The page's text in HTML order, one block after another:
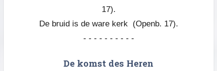
17).
De bruid is de ware kerk (Openb. 17).
- - - - - - - - - -
De komst des Heren